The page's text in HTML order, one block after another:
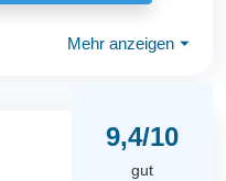
Mehr anzeigen ⏷
9,4/10
gut